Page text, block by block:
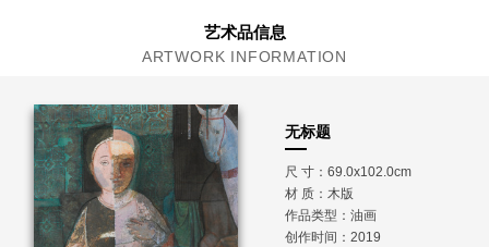
艺术品信息
ARTWORK INFORMATION
无标题
尺 寸：69.0x102.0cm
材 质： 木版
作品类型：油画
创作时间：2019